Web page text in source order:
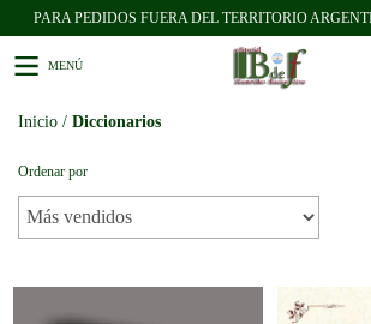
PARA PEDIDOS FUERA DEL TERRITORIO
MENÚ
Inicio / Diccionarios
Ordenar por